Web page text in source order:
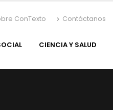
ConTexto Contáctanos
CIENCIA Y SALUD